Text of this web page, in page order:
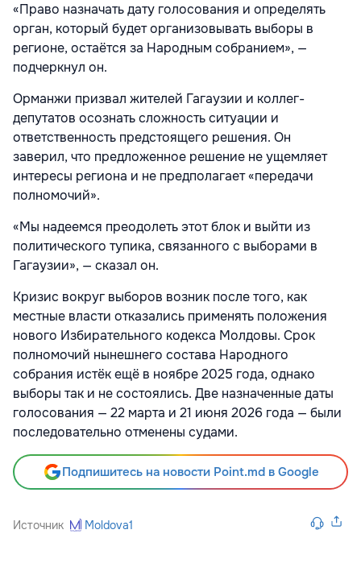
«Право назначать дату голосования и определять
орган, который будет организовывать выборы в
регионе, остаётся за Народным собранием», —
подчеркнул он.
Орманжи призвал жителей Гагаузии и коллег-
депутатов осознать сложность ситуации и
ответственность предстоящего решения. Он
заверил, что предложенное решение не ущемляет
интересы региона и не предполагает «передачи
полномочий».
«Мы надеемся преодолеть этот блок и выйти из
политического тупика, связанного с выборами в
Гагаузии», — сказал он.
Кризис вокруг выборов возник после того, как
местные власти отказались применять положения
нового Избирательного кодекса Молдовы. Срок
полномочий нынешнего состава Народного
собрания истёк ещё в ноябре 2025 года, однако
выборы так и не состоялись. Две назначенные даты
голосования — 22 марта и 21 июня 2026 года — были
последовательно отменены судами.
Подпишитесь на новости Point.md в Google
Источник Moldova1